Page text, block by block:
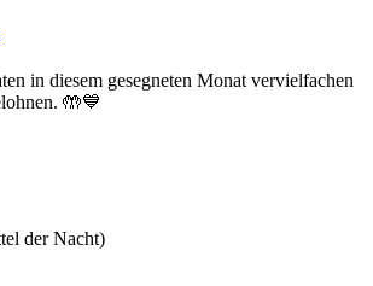
in diesem gesegneten Monat vervielfachen
🤲💙
der Nacht)